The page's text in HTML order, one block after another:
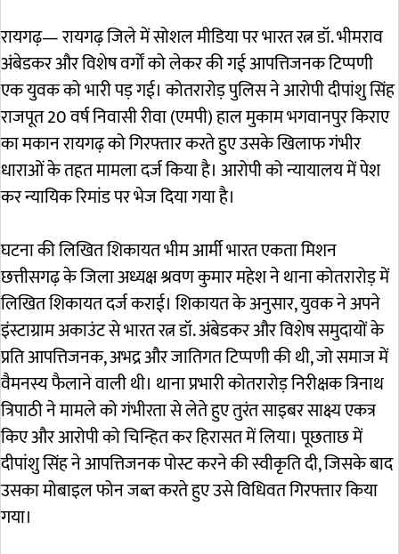
रायगढ़— रायगढ़ जिले में सोशल मीडिया पर भारत रत्न डॉ. भीमराव
अंबेडकर और विशेष वर्गों को लेकर की गई आपत्तिजनक टिप्पणी
एक युवक को भारी पड़ गई। कोतरारोड़ पुलिस ने आरोपी दीपांशु सिंह
राजपूत 20 वर्ष निवासी रीवा (एमपी) हाल मुकाम भगवानपुर किराए
का मकान रायगढ़ को गिरफ्तार करते हुए उसके खिलाफ गंभीर
धाराओं के तहत मामला दर्ज किया है। आरोपी को न्यायालय में पेश
कर न्यायिक रिमांड पर भेज दिया गया है।
घटना की लिखित शिकायत भीम आर्मी भारत एकता मिशन
छत्तीसगढ़ के जिला अध्यक्ष श्रवण कुमार महेश ने थाना कोतरारोड़ में
लिखित शिकायत दर्ज कराई। शिकायत के अनुसार, युवक ने अपने
इंस्टाग्राम अकाउंट से भारत रत्न डॉ. अंबेडकर और विशेष समुदायों के
प्रति आपत्तिजनक, अभद्र और जातिगत टिप्पणी की थी, जो समाज में
वैमनस्य फैलाने वाली थी। थाना प्रभारी कोतरारोड़ निरीक्षक त्रिनाथ
त्रिपाठी ने मामले को गंभीरता से लेते हुए तुरंत साइबर साक्ष्य एकत्र
किए और आरोपी को चिन्हित कर हिरासत में लिया। पूछताछ में
दीपांशु सिंह ने आपत्तिजनक पोस्ट करने की स्वीकृति दी, जिसके बाद
उसका मोबाइल फोन जब्त करते हुए उसे विधिवत गिरफ्तार किया
गया।